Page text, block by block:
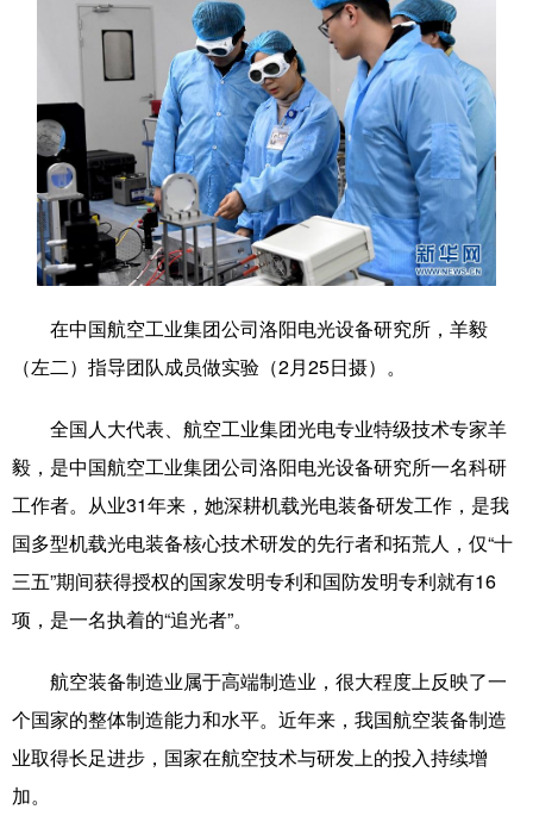
文化 书画 健康 军事
视频 图片 政务
法律 中央文件 金融 汽车
食品 人居 信息化 数字经济
学术中国 乡村振兴 银龄 溯源中国
城市 旅游 能源 会展
公益 一带一路 亚太网
地方频道
北京 天津 河北 山西
辽宁 吉林
山东 河南 湖北 湖南
广东 广西 海南 重庆
在中国航空工业集团公司洛阳电光设备研究所，羊毅
（左二）指导团队成员做实验（2月25日摄）。
全国人大代表、航空工业集团光电专业特级技术专家羊
毅，是中国航空工业集团公司洛阳电光设备研究所一名科研
工作者。从业31年来，她深耕机载光电装备研发工作，是我
国多型机载光电装备核心技术研发的先行者和拓荒人，仅“十
三五”期间获得授权的国家发明专利和国防发明专利就有16
项，是一名执着的“追光者”。
航空装备制造业属于高端制造业，很大程度上反映了一
个国家的整体制造能力和水平。近年来，我国航空装备制造
业取得长足进步，国家在航空技术与研发上的投入持续增
加。